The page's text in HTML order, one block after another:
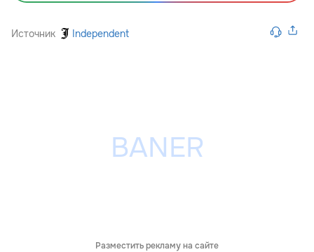
Источник Independent
Разместить рекламу на сайте